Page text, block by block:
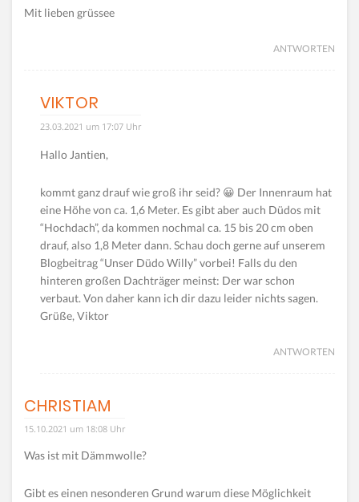
Mit lieben grüssee
ANTWORTEN
VIKTOR
23.03.2021 um 17:07 Uhr
Hallo Jantien,
kommt ganz drauf wie groß ihr seid? 😀 Der Innenraum hat
eine Höhe von ca. 1,6 Meter. Es gibt aber auch Düdos mit
“Hochdach”, da kommen nochmal ca. 15 bis 20 cm oben
drauf, also 1,8 Meter dann. Schau doch gerne auf unserem
Blogbeitrag “Unser Düdo Willy” vorbei! Falls du den
hinteren großen Dachträger meinst: Der war schon
verbaut. Von daher kann ich dir dazu leider nichts sagen.
Grüße, Viktor
ANTWORTEN
CHRISTIAM
15.10.2021 um 18:08 Uhr
Was ist mit Dämmwolle?
Gibt es einen nesonderen Grund warum diese Möglichkeit